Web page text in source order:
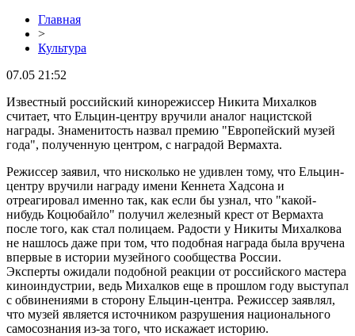
Главная
>
Культура
07.05 21:52
Известный российский кинорежиссер Никита Михалков
считает, что Ельцин-центру вручили аналог нацистской
награды. Знаменитость назвал премию "Европейский музей
года", полученную центром, с наградой Вермахта.
Режиссер заявил, что нисколько не удивлен тому, что Ельцин-
центру вручили награду имени Кеннета Хадсона и
отреагировал именно так, как если бы узнал, что "какой-
нибудь Коцюбайло" получил железный крест от Вермахта
после того, как стал полицаем. Радости у Никиты Михалкова
не нашлось даже при том, что подобная награда была вручена
впервые в истории музейного сообщества России.
Эксперты ожидали подобной реакции от российского мастера
киноиндустрии, ведь Михалков еще в прошлом году выступал
с обвинениями в сторону Ельцин-центра. Режиссер заявлял,
что музей является источником разрушения национального
самосознания из-за того, что искажает историю.